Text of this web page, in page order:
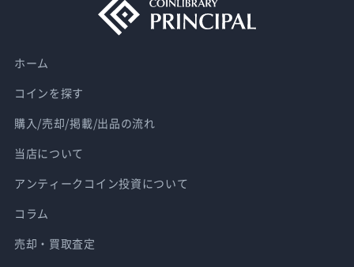
ホーム
コインを探す
購入/売却/掲載/出品の流れ
当店について
アンティークコイン投資について
コラム
売却・買取査定